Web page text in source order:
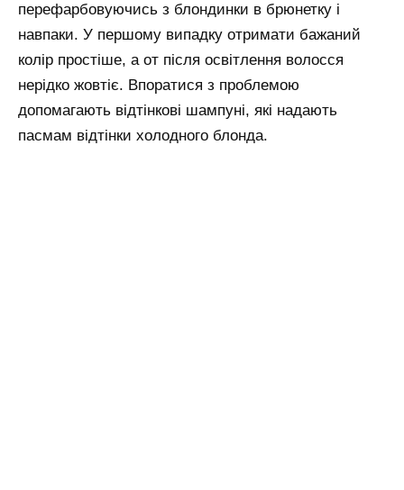
перефарбовуючись з блондинки в брюнетку і
навпаки. У першому випадку отримати бажаний
колір простіше, а от після освітлення волосся
нерідко жовтіє. Впоратися з проблемою
допомагають відтінкові шампуні, які надають
пасмам відтінки холодного блонда.